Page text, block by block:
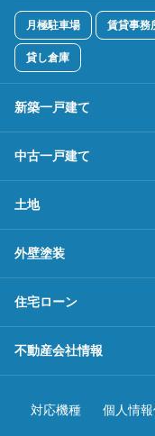
月極駐車場 賃貸事務
貸し倉庫
新築一戸建て
中古一戸建て
土地
外壁塗装
住宅ローン
不動産会社情報
対応機種 個人情